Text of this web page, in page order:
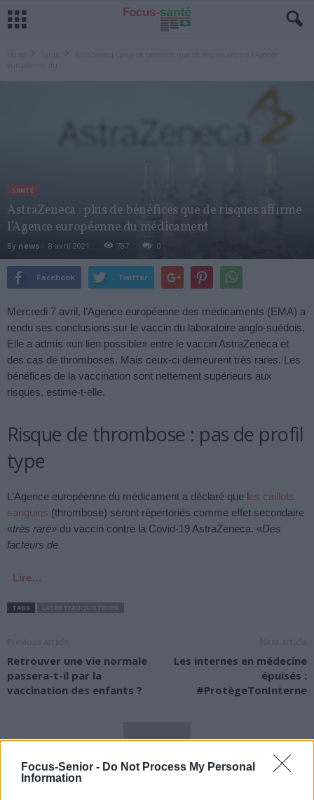
Focus-Senior - Do Not Process My Personal
Information
SANTÉ
AstraZeneca : plus de bénéfices que de risques affirme
l’Agence européenne du médicament
By news - 8 avril 2021 787 0
Facebook Twitter
Mercredi 7 avril, l’Agence européenne des médicaments (EMA) a
rendu ses conclusions sur le vaccin du laboratoire anglo-suédois.
Elle a admis «un lien possible» entre le vaccin AstraZeneca et
des cas de thromboses. Mais ceux-ci demeurent très rares. Les
bénéfices de la vaccination sont nettement supérieurs aux
risques, estime-t-elle.
Risque de thrombose : pas de profil
type
L’Agence européenne du médicament a déclaré que l es caillots
sanguins (thrombose) seront répertoriés comme effet secondaire
«très rare» du vaccin contre la Covid-19 AstraZeneca. «Des
facteurs de
Lire…
TAGS
Retrouver une vie normale
passera-t-il par la
vaccination des enfants ?
Les internes en médecine
épuisés :
#ProtègeTonInterne